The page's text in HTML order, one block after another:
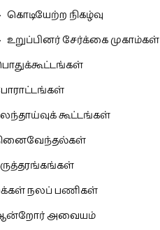
கொடியேற்ற நிகழ்வு
உறுப்பினர் சேர்க்கை முகாம்கள்
கூட்டங்கள்
நலப் பணிகள்
அவையம்